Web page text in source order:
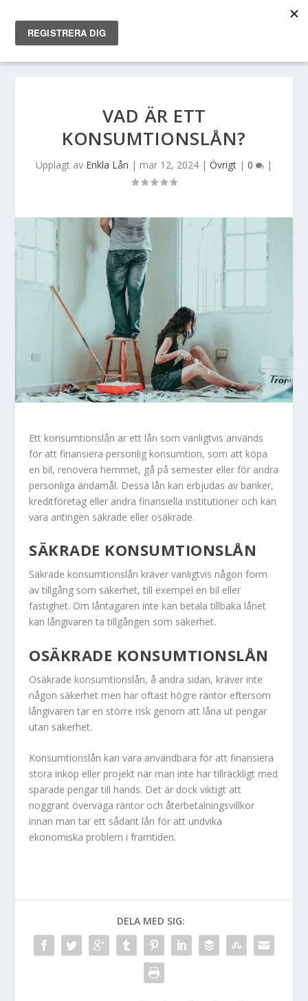
VAD ÄR ETT
KONSUMTIONSLÅN?
Upplagt av Enkla Lån | mar 12, 2024 | Övrigt | 0 |
Ett konsumtionslån är ett lån som vanligtvis används
för att finansiera personlig konsumtion, som att köpa
en bil, renovera hemmet, gå på semester eller för andra
personliga ändamål. Dessa lån kan erbjudas av banker,
kreditföretag eller andra finansiella institutioner och kan
vara antingen säkrade eller osäkrade.
SÄKRADE KONSUMTIONSLÅN
Säkrade konsumtionslån kräver vanligtvis någon form
av tillgång som säkerhet, till exempel en bil eller
fastighet. Om låntagaren inte kan betala tillbaka lånet
kan långivaren ta tillgången som säkerhet.
OSÄKRADE KONSUMTIONSLÅN
Osäkrade konsumtionslån, å andra sidan, kräver inte
någon säkerhet men har oftast högre räntor eftersom
långivaren tar en större risk genom att låna ut pengar
utan säkerhet.
Konsumtionslån kan vara användbara för att finansiera
stora inköp eller projekt när man inte har tillräckligt med
sparade pengar till hands. Det är dock viktigt att
noggrant överväga räntor och återbetalningsvillkor
innan man tar ett sådant lån för att undvika
ekonomiska problem i framtiden.
DELA MED SIG: